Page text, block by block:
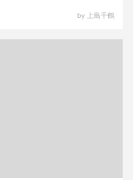
by 上島千鶴